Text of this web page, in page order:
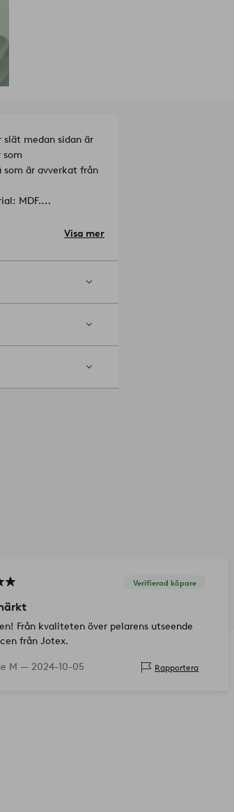
slät medan sidan är
är avverkat från
MDF.
Visa mer
Verifierad köpare
Från kvaliteten över pelarens utseende
från Jotex.
M — 2024-10-05 Rapportera